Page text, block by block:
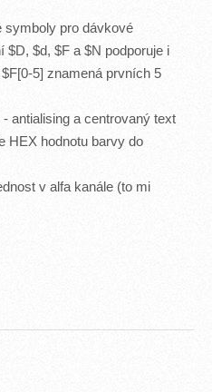
symboly pro dávkové
$D, $d, $F a $N podporuje i
5] znamená prvních 5
antialising a centrovaný text
HEX hodnotu barvy do
v alfa kanále (to mi